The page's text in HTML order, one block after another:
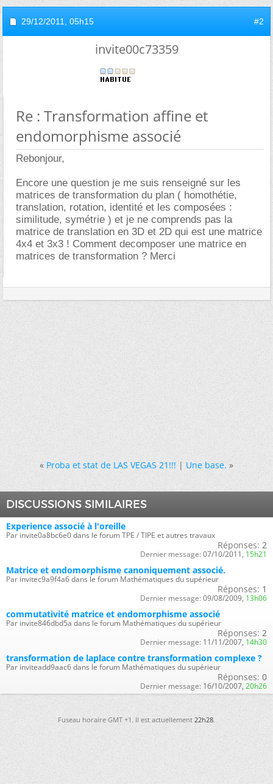
29/12/2011, 05h15 #2
invite00c73359
Re : Transformation affine et
endomorphisme associé
Rebonjour,
Encore une question je me suis renseigné sur les
matrices de transformation du plan ( homothétie,
translation, rotation, identité et les composées :
similitude, symétrie ) et je ne comprends pas la
matrice de translation en 3D et 2D qui est une matrice
4x4 et 3x3 ! Comment decomposer une matrice en
matrices de transformation ? Merci
« Proba et stat de LAS VEGAS 21!!!|Une base. »
DISCUSSIONS SIMILAIRES
Experience associé à l'oreille
Par invite0a8bc6e0 dans le forum TPE / TIPE et autres travaux
Réponses: 2
Dernier message: 07/10/2011, 15h21
Matrice et endomorphisme canoniquement associé.
Par invitec9a9f4a6 dans le forum Mathématiques du supérieur
Réponses: 1
Dernier message: 09/08/2009, 13h06
commutativité matrice et endomorphisme associé
Par invite846dbd5a dans le forum Mathématiques du supérieur
Réponses: 2
Dernier message: 11/11/2007, 14h30
transformation de laplace contre transformation complexe ?
Par inviteadd9aac6 dans le forum Mathématiques du supérieur
Réponses: 0
Dernier message: 16/10/2007, 20h26
Fuseau horaire GMT +1. Il est actuellement22h28.